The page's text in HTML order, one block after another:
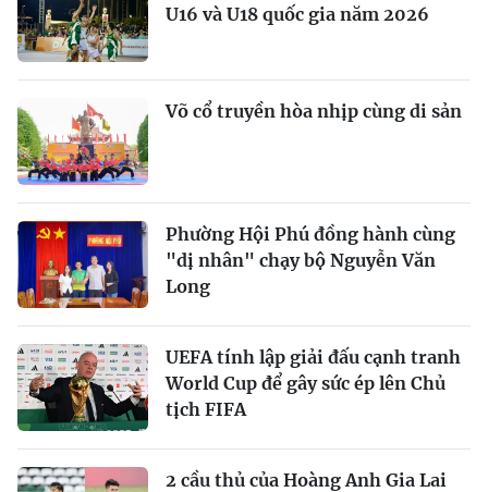
U16 và U18 quốc gia năm 2026
Võ cổ truyền hòa nhịp cùng di sản
Phường Hội Phú đồng hành cùng
"dị nhân" chạy bộ Nguyễn Văn
Long
UEFA tính lập giải đấu cạnh tranh
World Cup để gây sức ép lên Chủ
tịch FIFA
2 cầu thủ của Hoàng Anh Gia Lai